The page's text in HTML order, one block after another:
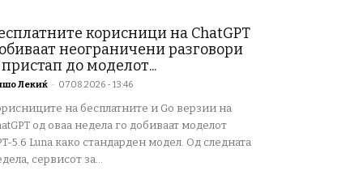
корисници на ChatGPT
неограничени разговори
до моделот...
Лекиќ - 07.08.2026 - 13:46
на бесплатните и Go верзии на
од оваа недела го добиваат моделот
5.6 Luna како стандарден модел. Од следната
сервисот за...